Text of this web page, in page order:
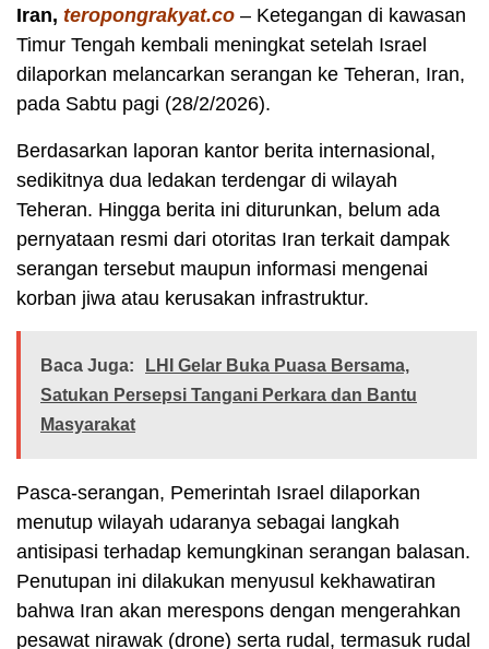
Iran, teropongrakyat.co – Ketegangan di kawasan
Timur Tengah kembali meningkat setelah Israel
dilaporkan melancarkan serangan ke Teheran, Iran,
pada Sabtu pagi (28/2/2026).
Berdasarkan laporan kantor berita internasional,
sedikitnya dua ledakan terdengar di wilayah
Teheran. Hingga berita ini diturunkan, belum ada
pernyataan resmi dari otoritas Iran terkait dampak
serangan tersebut maupun informasi mengenai
korban jiwa atau kerusakan infrastruktur.
Baca Juga:
LHI Gelar Buka Puasa Bersama,
Satukan Persepsi Tangani Perkara dan Bantu
Masyarakat
Pasca-serangan, Pemerintah Israel dilaporkan
menutup wilayah udaranya sebagai langkah
antisipasi terhadap kemungkinan serangan balasan.
Penutupan ini dilakukan menyusul kekhawatiran
bahwa Iran akan merespons dengan mengerahkan
pesawat nirawak (drone) serta rudal, termasuk rudal